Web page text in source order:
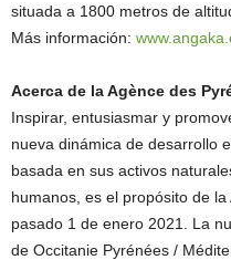
situada a 1800 metros de
Más información:
Acerca de la Agènce des
Inspirar, entusiasmar y
nueva dinámica de desarrollo
basada en sus activos
humanos, es el propósito de
pasado 1 de enero 2021. La
de Occitanie Pyrénées /